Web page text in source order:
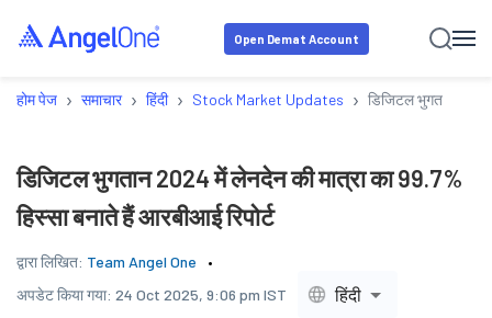
Open Demat Account
होम पेज › समाचार › हिंदी › Stock Market Updates › डिजिटल भुगतान 2024
डिजिटल भुगतान 2024 में लेनदेन की मात्रा का 99.7%
हिस्सा बनाते हैं आरबीआई रिपोर्ट
द्वारा लिखित: Team Angel One
अपडेट किया गया: 24 Oct 2025, 9:06 pm IST हिंदी